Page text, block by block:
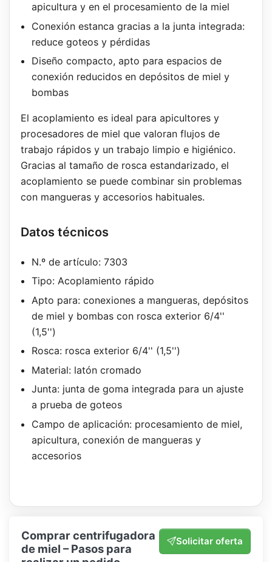
apicultura y en el procesamiento de la miel
Conexión estanca gracias a la junta integrada:
reduce goteos y pérdidas
Diseño compacto, apto para espacios de
conexión reducidos en depósitos de miel y
bombas
El acoplamiento es ideal para apicultores y
procesadores de miel que valoran flujos de
trabajo rápidos y un trabajo limpio e higiénico.
Gracias al tamaño de rosca estandarizado, el
acoplamiento se puede combinar sin problemas
con mangueras y accesorios habituales.
Datos técnicos
N.º de artículo: 7303
Tipo: Acoplamiento rápido
Apto para: conexiones a mangueras, depósitos
de miel y bombas con rosca exterior 6/4''
(1,5'')
Rosca: rosca exterior 6/4'' (1,5'')
Material: latón cromado
Junta: junta de goma integrada para un ajuste
a prueba de goteos
Campo de aplicación: procesamiento de miel,
apicultura, conexión de mangueras y
accesorios
Comprar centrifugadora
de miel – Pasos para
Solicitar oferta